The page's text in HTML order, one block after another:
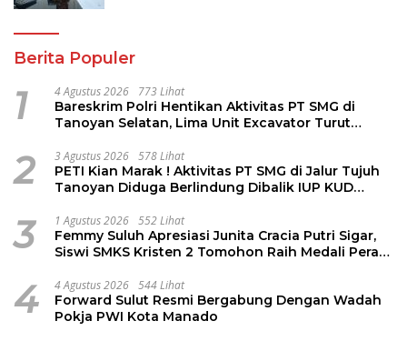
Berita Populer
1 4 Agustus 2026 773 Lihat
Bareskrim Polri Hentikan Aktivitas PT SMG di
Tanoyan Selatan, Lima Unit Excavator Turut
2 3 Agustus 2026 578 Lihat
PETI Kian Marak ! Aktivitas PT SMG di Jalur Tujuh
Tanoyan Diduga Berlindung Dibalik IUP KUD
3 1 Agustus 2026 552 Lihat
Femmy Suluh Apresiasi Junita Cracia Putri Sigar,
Siswi SMKS Kristen 2 Tomohon Raih Medali Perak
4 4 Agustus 2026 544 Lihat
Forward Sulut Resmi Bergabung Dengan Wadah
Pokja PWI Kota Manado